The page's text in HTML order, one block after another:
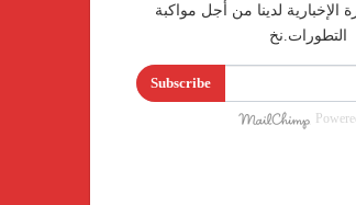
الإخبارية لدينا من أجل مواكبة
التطورات.نخ
Subscribe